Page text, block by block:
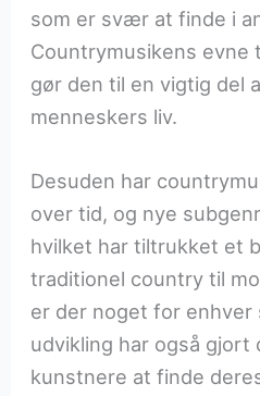
som er svær at finde i
Countrymusikens evne
gør den til en vigtig del
menneskers liv.
Desuden har
over tid, og nye
hvilket har tiltrukket et
traditionel country til
er der noget for enhver
udvikling har også gjort
kunstnere at finde